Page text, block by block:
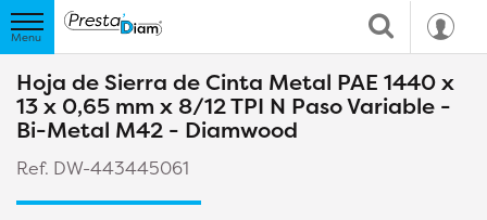
Hoja de Sierra de Cinta Metal PAE 1440 x
13 x 0,65 mm x 8/12 TPI N Paso Variable -
Bi-Metal M42 - Diamwood
Ref. DW-443445061